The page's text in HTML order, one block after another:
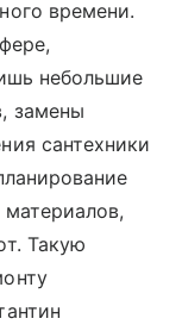
времени.
небольшие
замены
сантехники
Такую